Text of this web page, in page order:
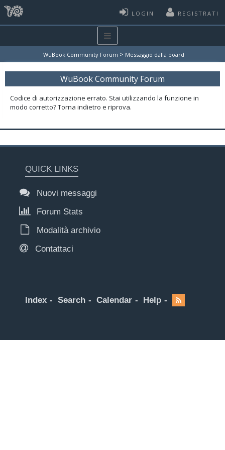
LOGIN REGISTRATI
WuBook Community Forum > Messaggio dalla board
WuBook Community Forum
Codice di autorizzazione errato. Stai utilizzando la funzione in
modo corretto? Torna indietro e riprova.
QUICK LINKS
Nuovi messaggi
Forum Stats
Modalità archivio
Contattaci
Index Search Calendar Help